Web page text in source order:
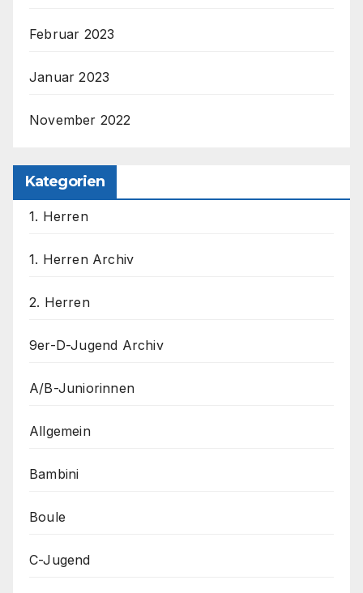
Februar 2023
Januar 2023
November 2022
Kategorien
1. Herren
1. Herren Archiv
2. Herren
9er-D-Jugend Archiv
A/B-Juniorinnen
Allgemein
Bambini
Boule
C-Jugend